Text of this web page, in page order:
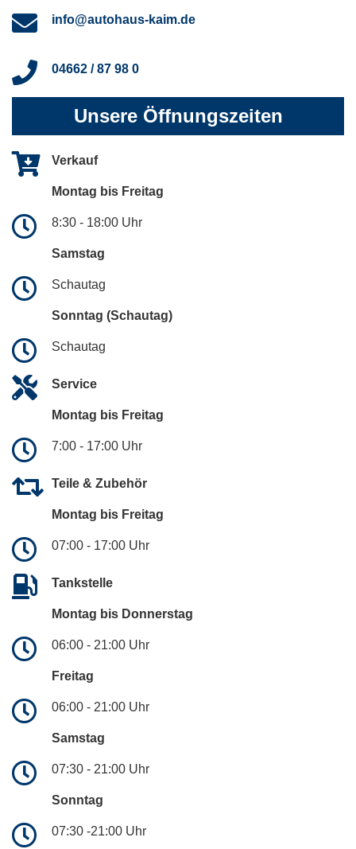
info@autohaus-kaim.de
04662 / 87 98 0
Unsere Öffnungszeiten
Verkauf
Montag bis Freitag
8:30 - 18:00 Uhr
Samstag
Schautag
Sonntag (Schautag)
Schautag
Service
Montag bis Freitag
7:00 - 17:00 Uhr
Teile & Zubehör
Montag bis Freitag
07:00 - 17:00 Uhr
Tankstelle
Montag bis Donnerstag
06:00 - 21:00 Uhr
Freitag
06:00 - 21:00 Uhr
Samstag
07:30 - 21:00 Uhr
Sonntag
07:30 -21:00 Uhr